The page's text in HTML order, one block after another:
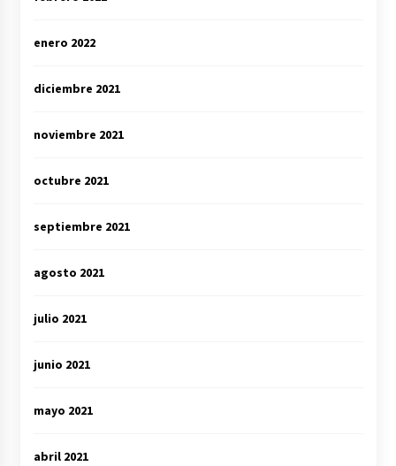
enero 2022
diciembre 2021
noviembre 2021
octubre 2021
septiembre 2021
agosto 2021
julio 2021
junio 2021
mayo 2021
abril 2021